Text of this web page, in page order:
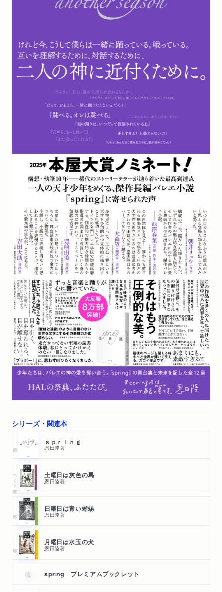
「恩田陸「いまだに『小説家になりたい』と思っている」 傑作
バレエ小説『spring』のスピンオフ誕生秘話と、創作を続け
る理由【インタビュー】」
シリーズ・関連本
ｓｐｒｉｎｇ
恩田陸著
ちくま文庫 土曜日は灰色の馬
恩田陸著
日曜日は青い蜥蜴
恩田陸著
月曜日は水玉の犬
恩田陸著
spring プレミアムブックレット